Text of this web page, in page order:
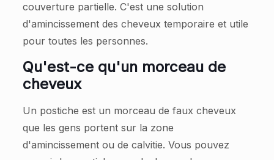
couverture partielle. C'est une solution
d'amincissement des cheveux temporaire et utile
pour toutes les personnes.
Qu'est-ce qu'un morceau de
cheveux
Un postiche est un morceau de faux cheveux
que les gens portent sur la zone
d'amincissement ou de calvitie. Vous pouvez